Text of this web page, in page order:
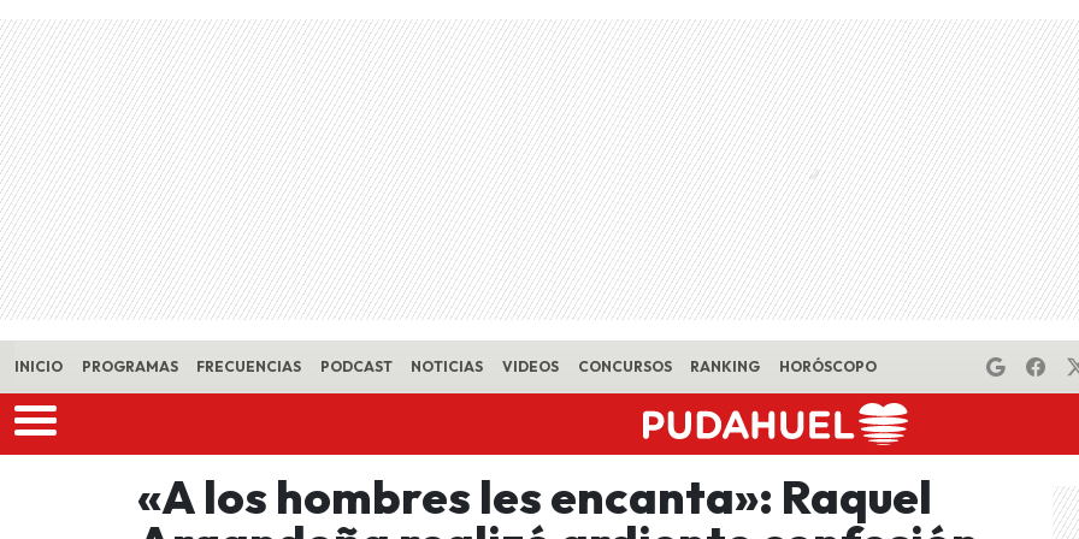
Skip to main content
INICIO PROGRAMAS FRECUENCIAS PODCAST NOTICIAS VIDEOS CONCURSOS RANKING HORÓSCOPO
«A los hombres les encanta»: Raquel